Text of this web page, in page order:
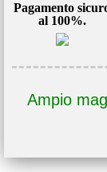
Pagamento
al 100%.
Ampio